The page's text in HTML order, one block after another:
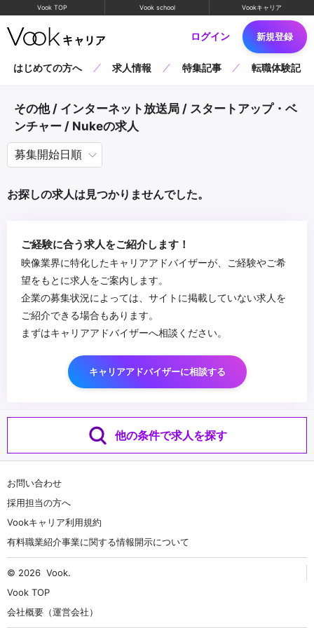
Vook TOP Vook school Vookキャリア
ログイン 新規登録
はじめての方へ 求人情報 特集記事 転職体験記
その他 / インターネット放送局 / スタートアップ・ベ
ンチャー / Nukeの求人
お探しの求人は見つかりませんでした。
ご経験に合う求人をご紹介します！
映像業界に特化したキャリアアドバイザーが、ご経験やご希
望をもとに求人をご案内します。
企業の募集状況によっては、サイトに掲載していない求人を
ご紹介できる場合もあります。
まずはキャリアアドバイザーへ相談ください。
キャリアアドバイザーに相談する
他の条件で求人を探す
お問い合わせ
採用担当の方へ
Vookキャリア利用規約
有料職業紹介事業に関する情報開示について
© 2026 Vook.
Vook TOP
会社概要（運営会社）